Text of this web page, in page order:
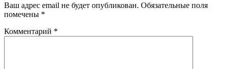
Ваш адрес email не будет опубликован. Обязательные поля
помечены *
Комментарий *